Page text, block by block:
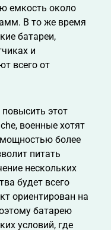
емкость около
В то же время
батареи,
и
всего от
повысить этот
военные хотят
более
питать
нескольких
будет всего
ориентирован на
батарею
условий, где